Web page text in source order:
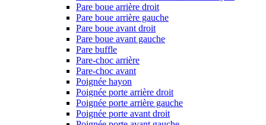
Pare boue arrière droit
Pare boue arrière gauche
Pare boue avant droit
Pare boue avant gauche
Pare buffle
Pare-choc arrière
Pare-choc avant
Poignée hayon
Poignée porte arrière droit
Poignée porte arrière gauche
Poignée porte avant droit